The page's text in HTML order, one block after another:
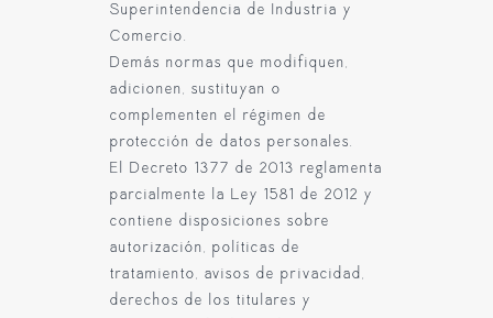
Superintendencia de Industria y
Comercio.
Demás normas que modifiquen,
adicionen, sustituyan o
complementen el régimen de
protección de datos personales.
El Decreto 1377 de 2013 reglamenta
parcialmente la Ley 1581 de 2012 y
contiene disposiciones sobre
autorización, políticas de
tratamiento, avisos de privacidad,
derechos de los titulares y